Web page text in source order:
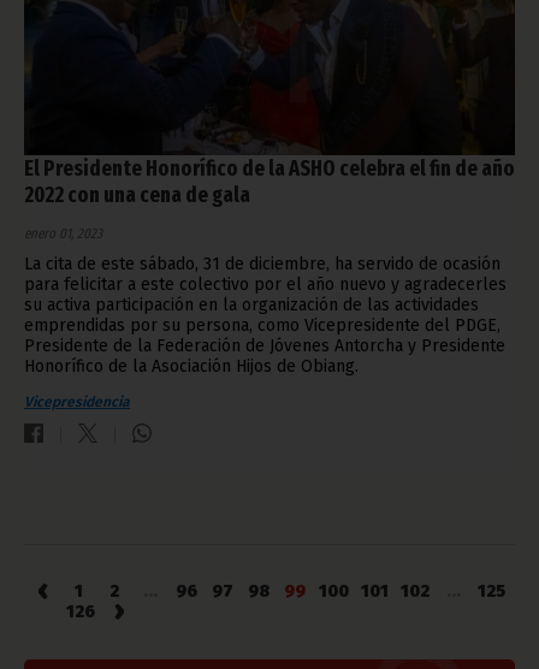
El Presidente Honorífico de la ASHO celebra el fin de año
2022 con una cena de gala
enero 01, 2023
La cita de este sábado, 31 de diciembre, ha servido de ocasión
para felicitar a este colectivo por el año nuevo y agradecerles
su activa participación en la organización de las actividades
emprendidas por su persona, como Vicepresidente del PDGE,
Presidente de la Federación de Jóvenes Antorcha y Presidente
Honorífico de la Asociación Hijos de Obiang.
Vicepresidencia
‹ 1 2 96 97 98 99 100 101 102
125
126
›